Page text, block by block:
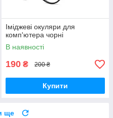
Іміджеві окуляри для
комп'ютера чорні
В наявності
190 ₴ 200 ₴
Купити
ще